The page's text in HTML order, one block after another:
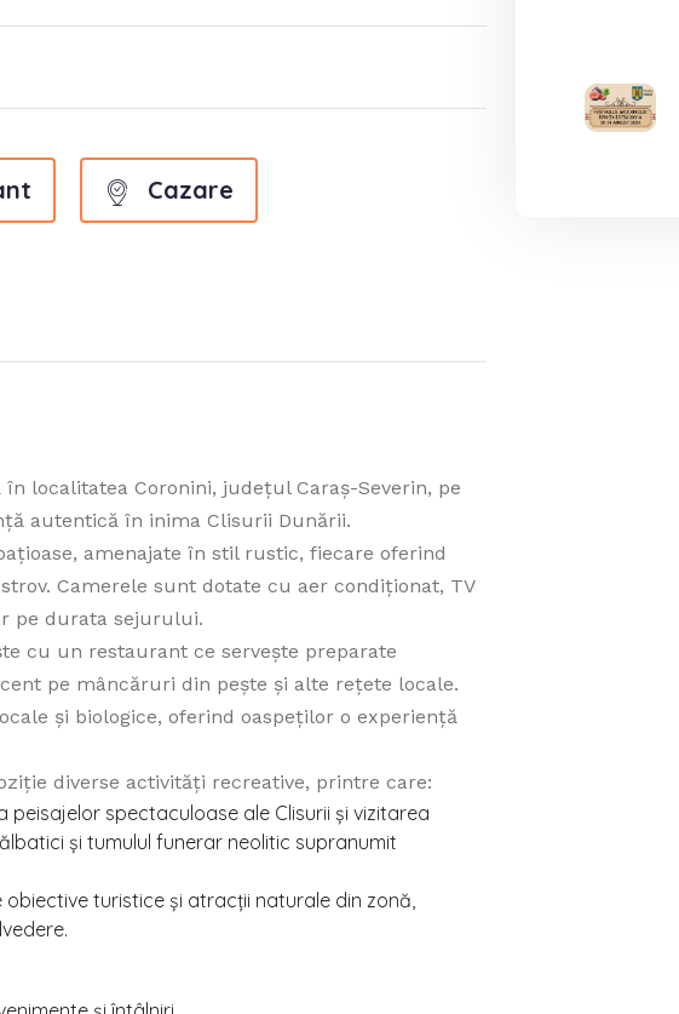
Cazare
localitatea Coronini, județul Caraș-Severin, pe
autentică în inima Clisurii Dunării.
amenajate în stil rustic, fiecare oferind
Camerele sunt dotate cu aer condiționat, TV
pe durata sejurului.
cu un restaurant ce servește preparate
pe mâncăruri din pește și alte rețete locale.
și biologice, oferind oaspeților o experiență
diverse activități recreative, printre care:
peisajelor spectaculoase ale Clisurii și vizitarea
și tumulul funerar neolitic supranumit
obiective turistice și atracții naturale din zonă,